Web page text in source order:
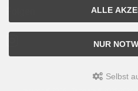
ALLE
NUR
Selbst